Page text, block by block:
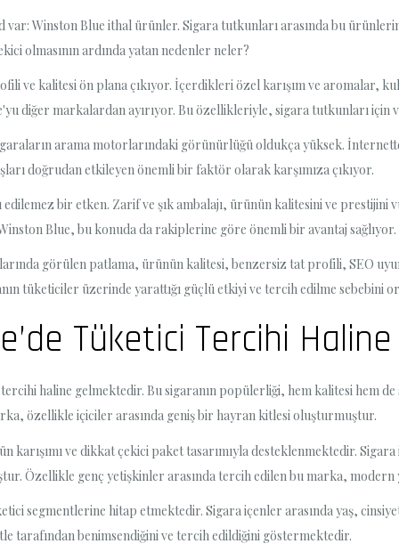
var: Winston Blue ithal ürünler. Sigara tutkunları arasında bu
olmasının ardında yatan nedenler neler?
ve kalitesi ön plana çıkıyor. İçerdikleri özel karışım ve aromalar,
diğer markalardan ayırıyor. Bu özellikleriyle, sigara tutkunları
arama motorlarındaki görünürlüğü oldukça yüksek.
doğrudan etkileyen önemli bir faktör olarak karşımıza çıkıyor.
edilemez bir etken. Zarif ve şık ambalajı, ürünün kalitesini ve
Blue, bu konuda da rakiplerine göre önemli bir avantaj sağlıyor.
görülen patlama, ürünün kalitesi, benzersiz tat profili, SEO
tüketiciler üzerinde yarattığı güçlü etkiyi ve tercih edilme sebebini
Tüketici Tercihi
haline gelmektedir. Bu sigaranın popülerliği, hem kalitesi hem
özellikle içiciler arasında geniş bir hayran kitlesi oluşturmuştur.
ve dikkat çekici paket tasarımıyla desteklenmektedir.
Özellikle genç yetişkinler arasında tercih edilen bu marka, modern
segmentlerine hitap etmektedir. Sigara içenler arasında yaş,
tarafından benimsendiğini ve tercih edildiğini göstermektedir.